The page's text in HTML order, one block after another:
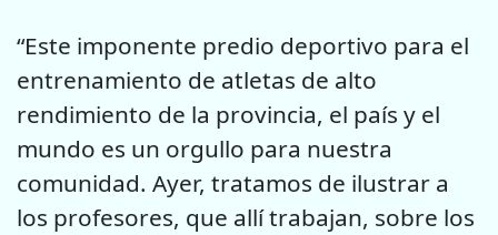
“Este imponente predio deportivo para el
entrenamiento de atletas de alto
rendimiento de la provincia, el país y el
mundo es un orgullo para nuestra
comunidad. Ayer, tratamos de ilustrar a
los profesores, que allí trabajan, sobre los